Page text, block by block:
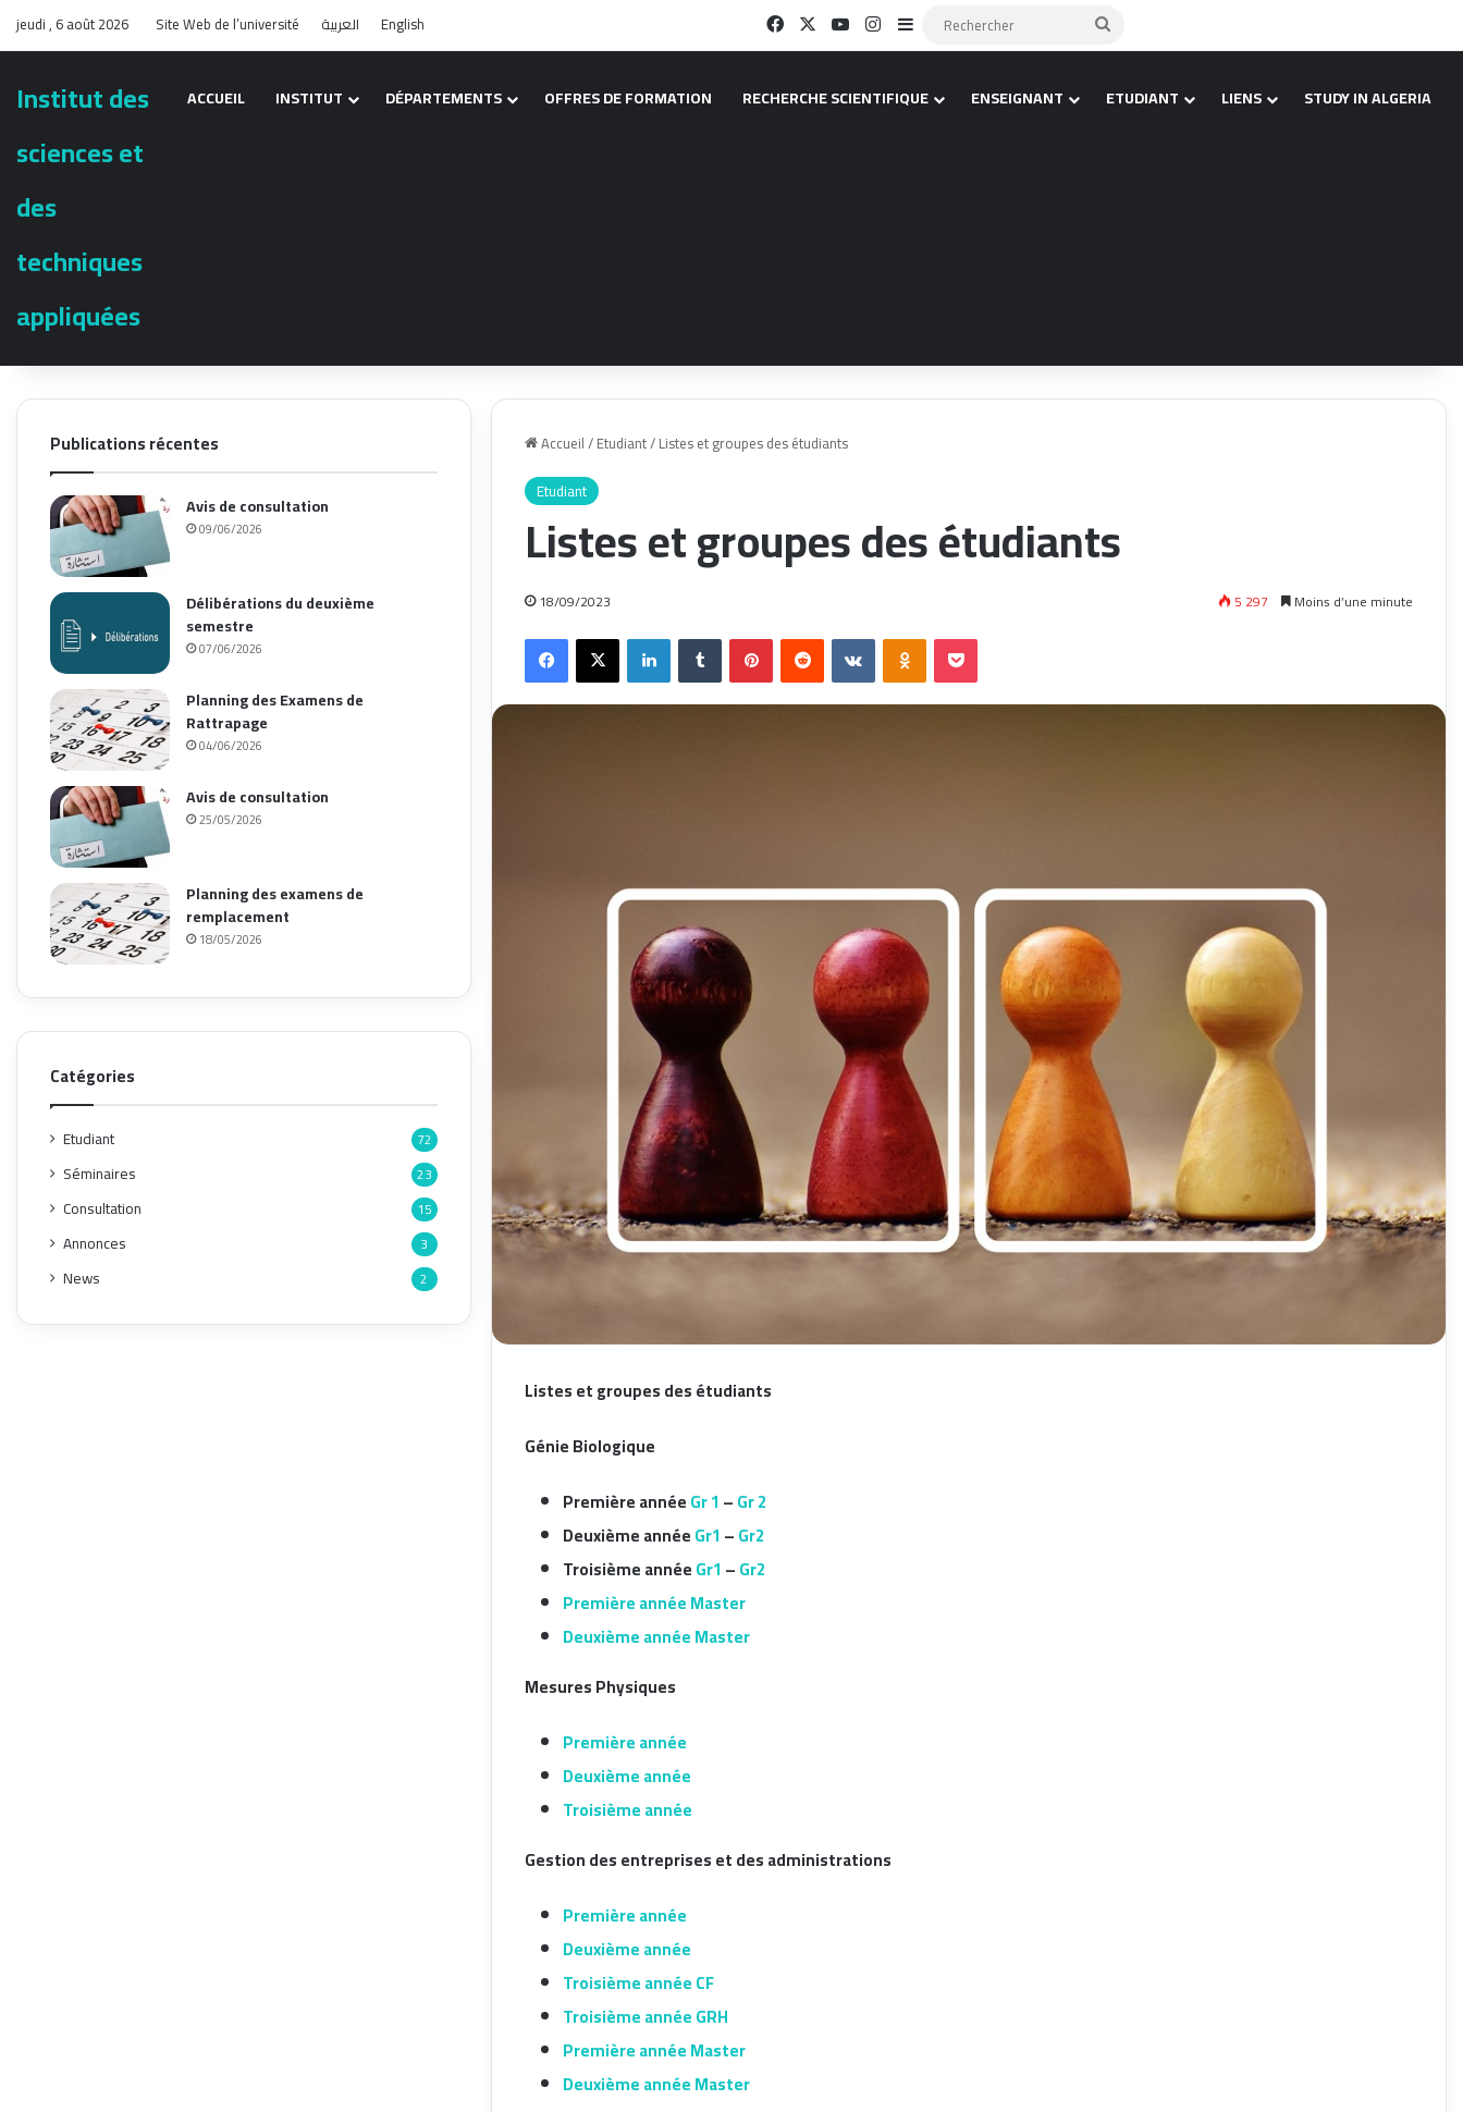
jeudi , 6 août 2026 Site Web de l’université العربية English Facebook
X YouTubeInstagram
Sidebar (barre latérale) Rechercher
Institut des
sciences et
des
techniques
appliquées
ACCUEIL INSTITUT DÉPARTEMENTS OFFRES DE FORMATION RECHERCHE SCIENTIFIQUE ENSEIGNANT ETUDIANT LIENS STUDY IN ALGERIA
Accueil/Etudiant/Listes et groupes des étudiants
Etudiant
Listes et groupes des étudiants
18/09/2023 5 297 Moins d’une minute
Facebook
X LinkedinTumblr PinterestReddit VKontakteOdnoklassniki
Pocket
Listes et groupes des étudiants
Génie Biologique
Première annéeGr 1 –Gr 2
Deuxième annéeGr1 –Gr2
Troisième annéeGr1 –Gr2
Première année Master
Deuxième année Master
Mesures Physiques
Première année
Deuxième année
Troisième année
Gestion des entreprises et des administrations
Première année
Deuxième année
Troisième année CF
Troisième année GRH
Première année Master
Deuxième année Master
Publications récentes
Avis de consultation
09/06/2026
Délibérations du deuxième
semestre
07/06/2026
Planning des Examens de
Rattrapage
04/06/2026
Avis de consultation
25/05/2026
Planning des examens de
remplacement
18/05/2026
Catégories
Etudiant 72
Séminaires 23
Consultation 15
Annonces 3
News 2